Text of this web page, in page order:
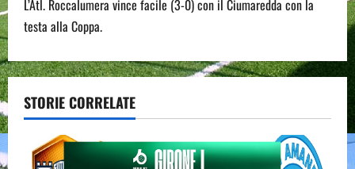
t
n
a
v
L’Atl. Roccalumera vince facile (3-0) con il Ciumaredda con la
testa alla Coppa.
STORIE CORRELATE